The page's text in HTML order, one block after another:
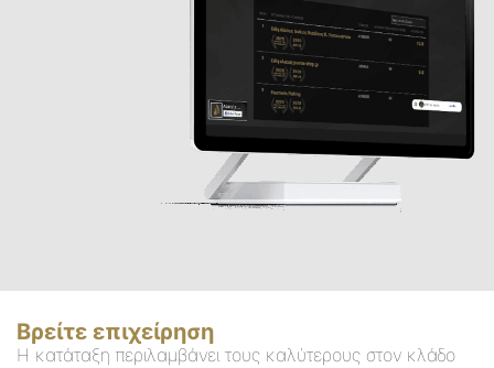
Βρείτε επιχείρηση
Η κατάταξη περιλαμβάνει τους καλύτερους στον κλάδο